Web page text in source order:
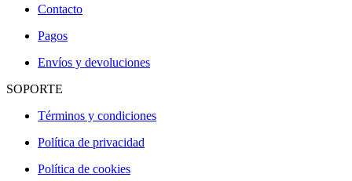
Contacto
Pagos
Envíos y devoluciones
SOPORTE
Términos y condiciones
Política de privacidad
Política de cookies